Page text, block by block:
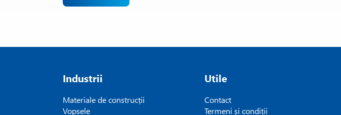
Industrii
Materiale de construcții
Vopsele
Utile
Contact
Termeni și condiții